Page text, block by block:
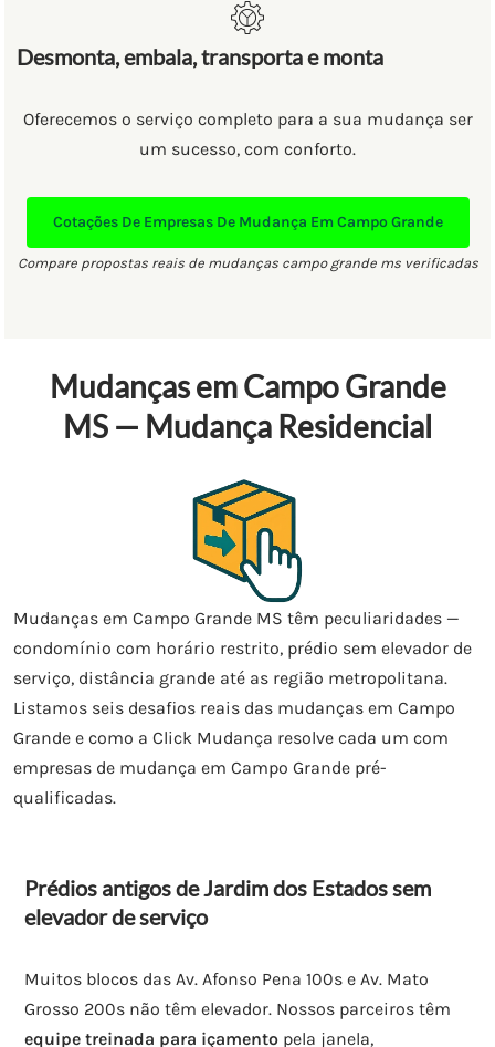
Desmonta, embala, transporta e monta
Oferecemos o serviço completo para a sua mudança ser
um sucesso, com conforto.
Cotações De Empresas De Mudança Em Campo Grande
Compare propostas reais de mudanças campo grande ms verificadas
Mudanças em Campo Grande
MS — Mudança Residencial
Mudanças em Campo Grande MS têm peculiaridades —
condomínio com horário restrito, prédio sem elevador de
serviço, distância grande até as região metropolitana.
Listamos seis desafios reais das mudanças em Campo
Grande e como a Click Mudança resolve cada um com
empresas de mudança em Campo Grande pré-
qualificadas.
Prédios antigos de Jardim dos Estados sem
elevador de serviço
Muitos blocos das Av. Afonso Pena 100s e Av. Mato
Grosso 200s não têm elevador. Nossos parceiros têm
equipe treinada para içamento pela janela,